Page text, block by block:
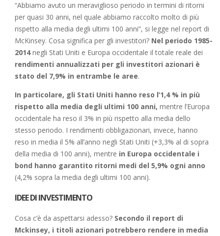
“Abbiamo avuto un meraviglioso periodo in termini di ritorni
per quasi 30 anni, nel quale abbiamo raccolto molto di più
rispetto alla media degli ultimi 100 anni”, si legge nel report di
McKinsey. Cosa significa per gli investitori? Nel periodo 1985-
2014negli Stati Uniti e Europa occidentale il totale reale dei
rendimenti annualizzati per gli investitori azionari è
stato del 7,9% in entrambe le aree.
In particolare, gli Stati Uniti hanno reso l’1,4 % in più
rispetto alla media degli ultimi 100 anni, mentre l’Europa
occidentale ha reso il 3% in più rispetto alla media dello
stesso periodo. I rendimenti obbligazionari, invece, hanno
reso in media il 5% all’anno negli Stati Uniti (+3,3% al di sopra
della media di 100 anni), mentre in Europa occidentale i
bond hanno garantito ritorni medi del 5,9% ogni anno
(4,2% sopra la media degli ultimi 100 anni).
IDEE DI INVESTIMENTO
Cosa c’è da aspettarsi adesso? Secondo il report di
Mckinsey, i titoli azionari potrebbero rendere in media